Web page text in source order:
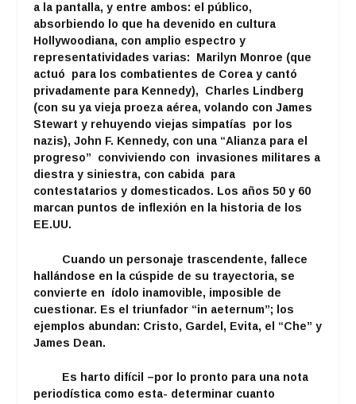
a la pantalla, y entre ambos: el público,
absorbiendo lo que ha devenido en cultura
Hollywoodiana, con amplio espectro y
representatividades varias: Marilyn Monroe (que
actuó para los combatientes de Corea y cantó
privadamente para Kennedy), Charles Lindberg
(con su ya vieja proeza aérea, volando con James
Stewart y rehuyendo viejas simpatías por los
nazis), John F. Kennedy, con una “Alianza para el
progreso” conviviendo con invasiones militares a
diestra y siniestra, con cabida para
contestatarios y domesticados. Los años 50 y 60
marcan puntos de inflexión en la historia de los
EE.UU.
Cuando un personaje trascendente, fallece
hallándose en la cúspide de su trayectoria, se
convierte en ídolo inamovible, imposible de
cuestionar. Es el triunfador “in aeternum”; los
ejemplos abundan: Cristo, Gardel, Evita, el “Che” y
James Dean.
Es harto difícil –por lo pronto para una nota
periodística como esta- determinar cuanto